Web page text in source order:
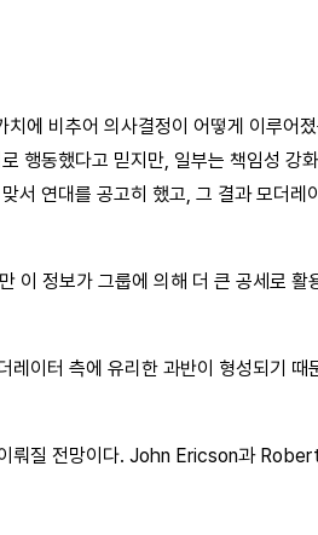
에 비추어 의사결정이 어떻게 이루어
행동했다고 믿지만, 일부는 책임성 강
연대를 공고히 했고, 그 결과 모더레
이 정보가 그룹에 의해 더 큰 공세로
이터 측에 유리한 과반이 형성되기 때
뤄질 전망이다. John Ericson과